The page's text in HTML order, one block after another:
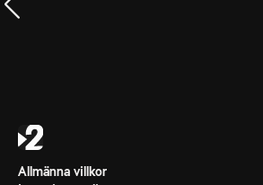
Allmänna villkor